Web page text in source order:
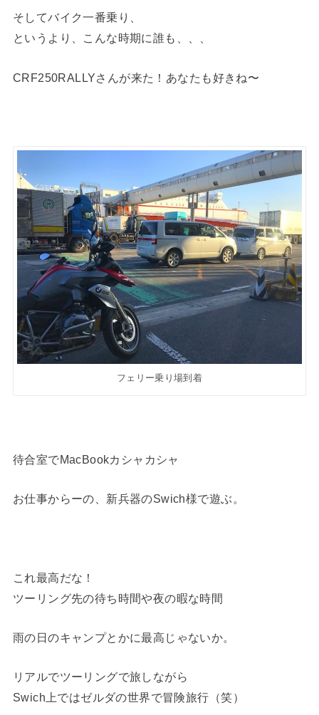
そしてバイク一番乗り、
というより、こんな時期に誰も、、、
CRF250RALLYさんが来た！あなたも好きね〜
フェリー乗り場到着
待合室でMacBookカシャカシャ
お仕事からーの、新兵器のSwich様で遊ぶ。
これ最高だな！
ツーリング先の待ち時間や夜の暇な時間
雨の日のキャンプとかに最高じゃないか。
リアルでツーリングで旅しながら
Swich上ではゼルダの世界で冒険旅行（笑）